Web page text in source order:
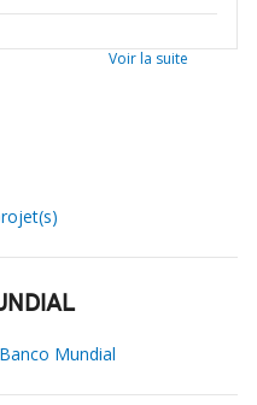
Voir la suite
Mundial